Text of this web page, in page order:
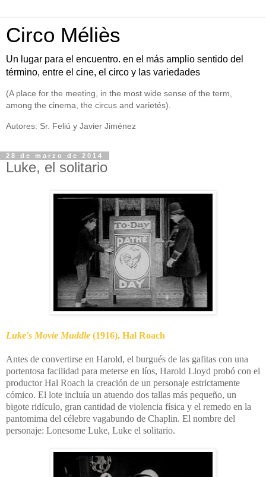
Circo Méliès
Un lugar para el encuentro. en el más amplio sentido del
término, entre el cine, el circo y las variedades
(A place for the meeting, in the most wide sense of the term,
among the cinema, the circus and varietés).
Autores: Sr. Feliú y Javier Jiménez
28 de marzo de 2014
Luke, el solitario
Luke's Movie Muddle (1916), Hal Roach
Antes de convertirse en Harold, el burgués de las gafitas con una
portentosa facilidad para meterse en líos, Harold Lloyd probó con el
productor Hal Roach la creación de un personaje estrictamente
cómico. El lote incluía un atuendo dos tallas más pequeño, un
bigote ridículo, gran cantidad de violencia física y el remedo en la
pantomima del célebre vagabundo de Chaplin. El nombre del
personaje: Lonesome Luke, Luke el solitario.